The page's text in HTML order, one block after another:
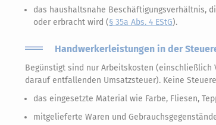
das haushaltsnahe Beschäftigungsverhältnis,
oder erbracht wird (§ 35a Abs. 4 EStG).
Handwerkerleistungen in der
Begünstigt sind nur Arbeitskosten
darauf entfallenden Umsatzsteuer). Keine
das eingesetzte Material wie Farbe, Fliesen,
mitgelieferte Waren und